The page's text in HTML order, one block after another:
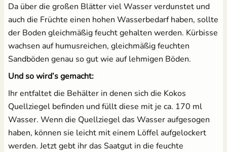
Da über die großen Blätter viel Wasser verdunstet und
auch die Früchte einen hohen Wasserbedarf haben, sollte
der Boden gleichmäßig feucht gehalten werden. Kürbisse
wachsen auf humusreichen, gleichmäßig feuchten
Sandböden genau so gut wie auf lehmigen Böden.
Und so wird’s gemacht:
Ihr entfaltet die Behälter in denen sich die Kokos
Quellziegel befinden und füllt diese mit je ca. 170 ml
Wasser. Wenn die Quellziegel das Wasser aufgesogen
haben, können sie leicht mit einem Löffel aufgelockert
werden. Jetzt gebt ihr das Saatgut in die feuchte